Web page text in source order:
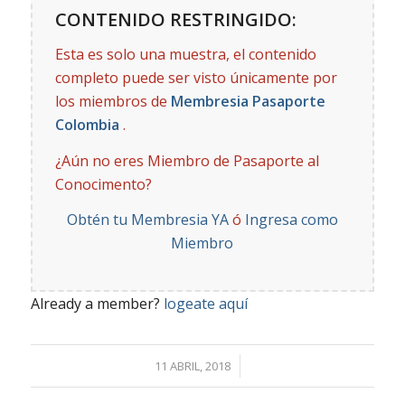
CONTENIDO RESTRINGIDO:
Esta es solo una muestra, el contenido
completo puede ser visto únicamente por
los miembros de Membresia Pasaporte
Colombia .
¿Aún no eres Miembro de Pasaporte al
Conocimento?
Obtén tu Membresia YAó Ingresa como
Miembro
Already a member? logeate aquí
11 ABRIL, 2018
/